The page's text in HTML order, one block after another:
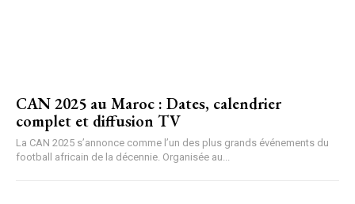
CAN 2025 au Maroc : Dates, calendrier
complet et diffusion TV
La CAN 2025 s’annonce comme l’un des plus grands événements du
football africain de la décennie. Organisée au...